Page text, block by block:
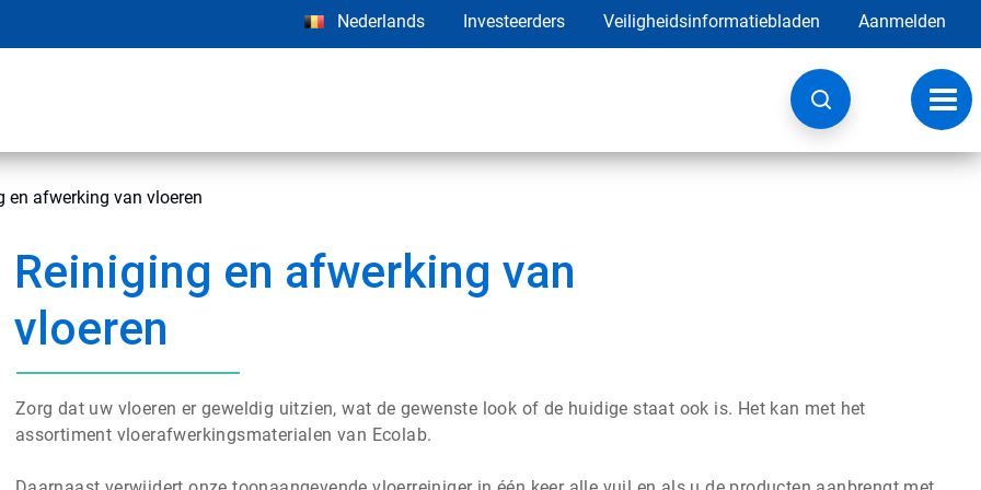
Nederlands Investeerders Veiligheidsinformatiebladen Aanmelden
en afwerking van vloeren
Reiniging en afwerking van
vloeren
Zorg dat uw vloeren er geweldig uitzien, wat de gewenste look of de huidige staat ook is. Het kan met het
assortiment vloerafwerkingsmaterialen van Ecolab.